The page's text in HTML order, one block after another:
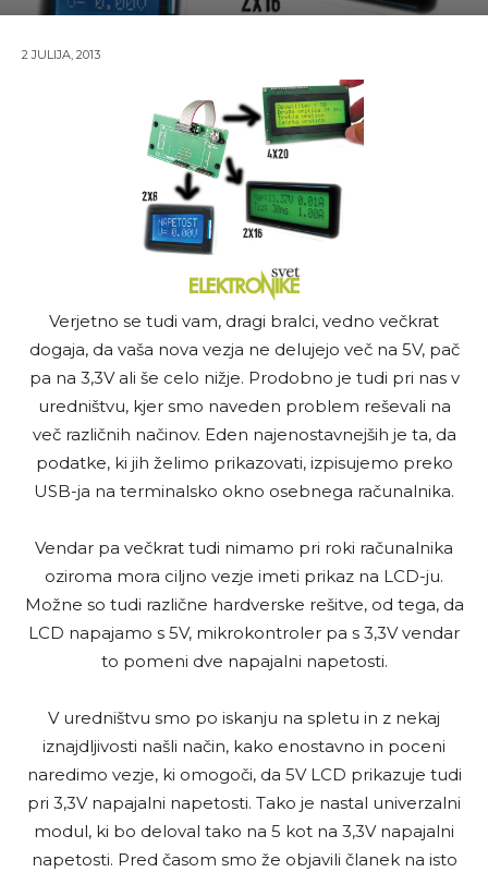
2 JULIJA, 2013
Verjetno se tudi vam, dragi bralci, vedno večkrat
dogaja, da vaša nova vezja ne delujejo več na 5V, pač
pa na 3,3V ali še celo nižje. Prodobno je tudi pri nas v
uredništvu, kjer smo naveden problem reševali na
več različnih načinov. Eden najenostavnejših je ta, da
podatke, ki jih želimo prikazovati, izpisujemo preko
USB-ja na terminalsko okno osebnega računalnika.
Vendar pa večkrat tudi nimamo pri roki računalnika
oziroma mora ciljno vezje imeti prikaz na LCD-ju.
Možne so tudi različne hardverske rešitve, od tega, da
LCD napajamo s 5V, mikrokontroler pa s 3,3V vendar
to pomeni dve napajalni napetosti.
V uredništvu smo po iskanju na spletu in z nekaj
iznajdljivosti našli način, kako enostavno in poceni
naredimo vezje, ki omogoči, da 5V LCD prikazuje tudi
pri 3,3V napajalni napetosti. Tako je nastal univerzalni
modul, ki bo deloval tako na 5 kot na 3,3V napajalni
napetosti. Pred časom smo že objavili članek na isto